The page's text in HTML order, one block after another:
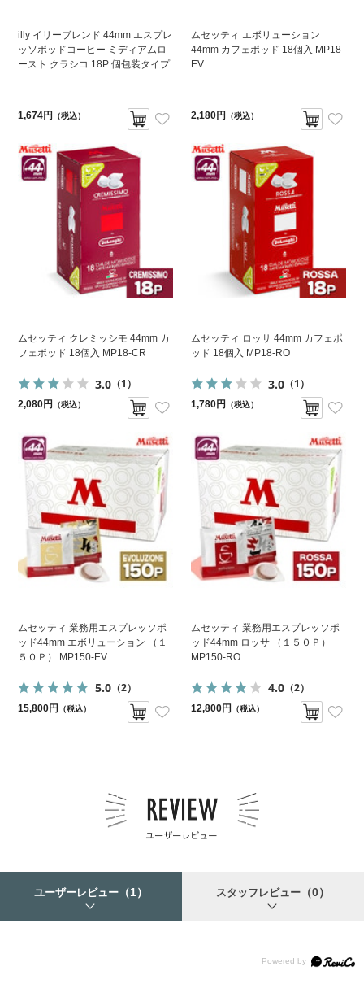
illy イリーブレンド 44mm エスプレ
ッソポッドコーヒー ミディアムロ
ースト クラシコ 18P 個包装タイプ
1,674円 （税込）
ムセッティ エボリューション
44mm カフェポッド 18個入 MP18-
EV
2,180円 （税込）
ムセッティ クレミッシモ 44mm カ
フェポッド 18個入 MP18-CR
3.0（1）
2,080円 （税込）
ムセッティ ロッサ 44mm カフェポ
ッド 18個入 MP18-RO
3.0（1）
1,780円 （税込）
ムセッティ 業務用エスプレッソポ
ッド44mm エボリューション （１
５０Ｐ） MP150-EV
5.0（2）
15,800円 （税込）
ムセッティ 業務用エスプレッソポ
ッド44mm ロッサ （１５０Ｐ）
MP150-RO
4.0（2）
12,800円 （税込）
ユーザーレビュー （1） スタッフレビュー （0）